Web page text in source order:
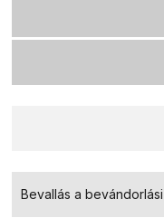
Bevallás a